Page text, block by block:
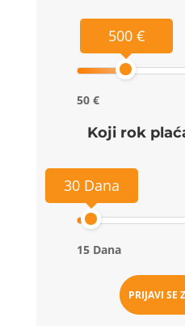
500 €
50 €
Koji rok
30 Dana
15 Dana
PRIJAVI SE